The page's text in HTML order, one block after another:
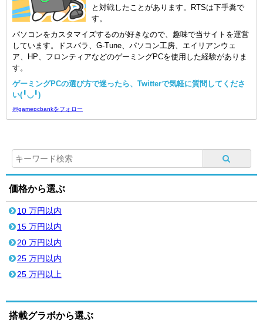
と対戦したことがあります。RTSは下手糞で
す。
パソコンをカスタマイズするのが好きなので、趣味で当サイトを運営
しています。ドスパラ、G-Tune、パソコン工房、エイリアンウェ
ア、HP、フロンティアなどのゲーミングPCを使用した経験がありま
す。
ゲーミングPCの選び方で迷ったら、Twitterで気軽に質問してくださ
い(╹◡╹)
@gamepcbankをフォロー
価格から選ぶ
10 万円以内
15 万円以内
20 万円以内
25 万円以内
25 万円以上
搭載グラボから選ぶ